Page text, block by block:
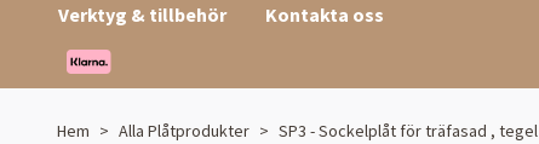
Verktyg & tillbehör Kontakta oss
Hem Alla Plåtprodukter SP3 - Sockelplåt för träfasad , tegel